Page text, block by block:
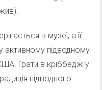
в музеї, а її
активному підводному
Грати в кріббедж у
підводного